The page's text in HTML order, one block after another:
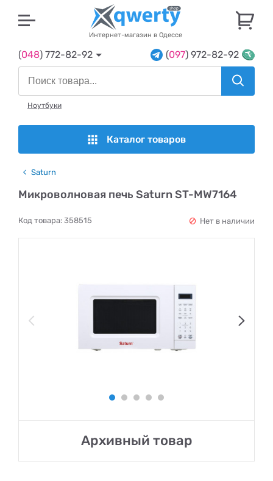
Интернет-магазин в Одессе
(048) 772-82-92 (097) 972-82-92
Ноутбуки
Каталог товаров
Saturn
Микроволновая печь Saturn ST-MW7164
Код товара: 358515 Нет в наличии
Архивный товар